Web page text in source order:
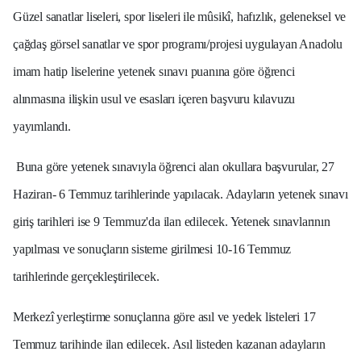
Güzel sanatlar liseleri, spor liseleri ile mûsikî, hafızlık, geleneksel ve
çağdaş görsel sanatlar ve spor programı/projesi uygulayan Anadolu
imam hatip liselerine yetenek sınavı puanına göre öğrenci
alınmasına ilişkin usul ve esasları içeren başvuru kılavuzu
yayımlandı.
Buna göre yetenek sınavıyla öğrenci alan okullara başvurular, 27
Haziran- 6 Temmuz tarihlerinde yapılacak. Adayların yetenek sınavı
giriş tarihleri ise 9 Temmuz'da ilan edilecek. Yetenek sınavlarının
yapılması ve sonuçların sisteme girilmesi 10-16 Temmuz
tarihlerinde gerçekleştirilecek.
Merkezî yerleştirme sonuçlarına göre asıl ve yedek listeleri 17
Temmuz tarihinde ilan edilecek. Asıl listeden kazanan adayların